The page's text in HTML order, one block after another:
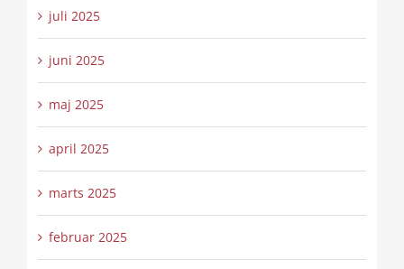
juli 2025
juni 2025
maj 2025
april 2025
marts 2025
februar 2025